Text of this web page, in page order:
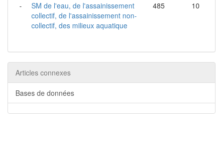
-
SM de l'eau, de l'assainissement
collectif, de l'assainissement non-
collectif, des milieux aquatique
485 10
Articles connexes
Bases de données